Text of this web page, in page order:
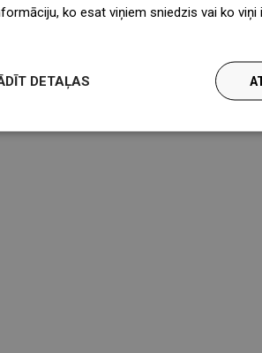
ko esat viņiem sniedzis vai ko
DETAĻAS